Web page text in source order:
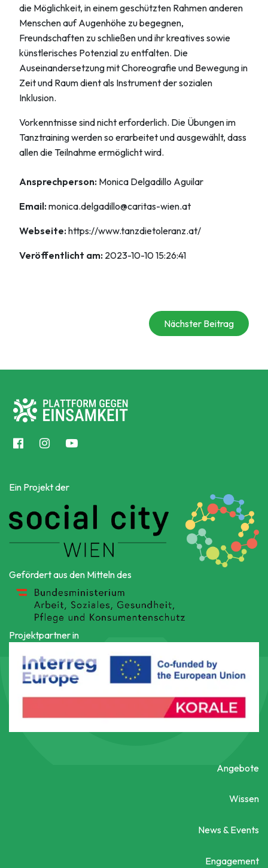
die Möglichkeit, in einem geschützten Rahmen anderen
Menschen auf Augenhöhe zu begegnen,
Freundschaften zu schließen und ihr kreatives sowie
künstlerisches Potenzial zu entfalten. Die
Auseinandersetzung mit Choreografie und Bewegung in
Zeit und Raum dient als Instrument der sozialen
Inklusion.
Vorkenntnisse sind nicht erforderlich. Die Übungen im
Tanztraining werden so erarbeitet und ausgewählt, dass
allen die Teilnahme ermöglicht wird.
Ansprechperson: Monica Delgadillo Aguilar
Email:monica.delgadillo@caritas-wien.at
Webseite:https://www.tanzdietoleranz.at/
Veröffentlicht am: 2023-10-10 15:26:41
Nächster Beitrag
Ein Projekt der
Gefördert aus den Mitteln des
Projektpartner in
Angebote
Wissen
News & Events
Engagement